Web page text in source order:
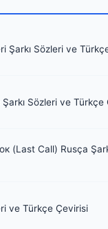
Şarkı Sözleri ve
Sözleri ve Türkçe
(Last Call) Rusça
ve Türkçe Çevirisi